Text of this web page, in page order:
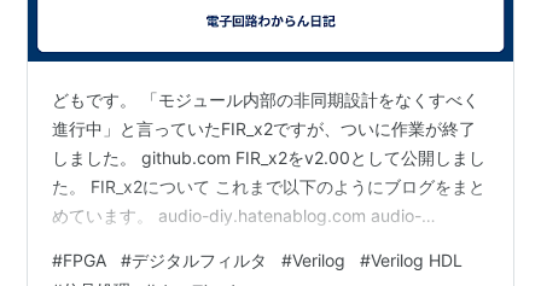
どもです。 「モジュール内部の非同期設計をなくすべく
進行中」と言っていたFIR_x2ですが、ついに作業が終了
しました。 github.com FIR_x2をv2.00として公開しまし
た。 FIR_x2について これまで以下のようにブログをまと
めています。 audio-diy.hatenablog.com audio-
号を2倍にオーバーサンプリングするFIRデジタルフィル
#FPGA #デジタルフィルタ #Verilog #Verilog HDL